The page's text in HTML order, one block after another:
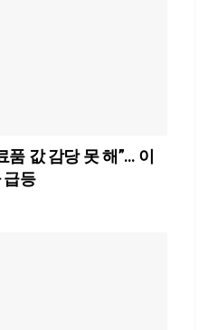
품 값 감당 못 해”… 이
급등